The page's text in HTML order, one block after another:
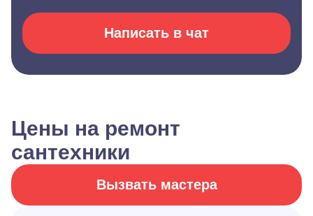
Написать в чат
Цены на ремонт
сантехники
Вызвать мастера